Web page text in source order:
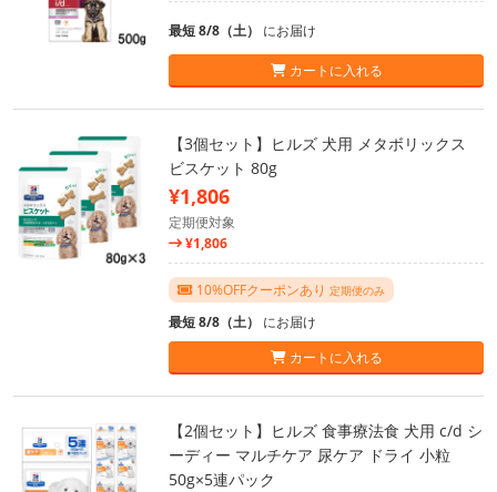
最短 8/8（土） にお届け
カートに入れる
【3個セット】ヒルズ 犬用 メタボリックス
ビスケット 80g
¥1,806
定期便対象
¥1,806
10%OFFクーポンあり 定期便のみ
最短 8/8（土） にお届け
カートに入れる
【2個セット】ヒルズ 食事療法食 犬用 c/d シ
ーディー マルチケア 尿ケア ドライ 小粒
50g×5連パック